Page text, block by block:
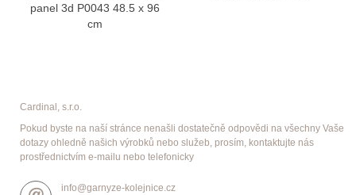
panel 3d P0043 48.5 x 96
cm
Cardinal, s.r.o.
Pokud byste na naší stránce nenašli dostatečně odpovědi na všechny Vaše
dotazy ohledně našich výrobků nebo služeb, prosím, kontaktujte nás
prostřednictvím e-mailu nebo telefonicky
info@garnyze-kolejnice.cz